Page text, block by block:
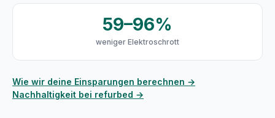
59–96%
weniger Elektroschrott
Wie wir deine Einsparungen berechnen →
Nachhaltigkeit bei refurbed →